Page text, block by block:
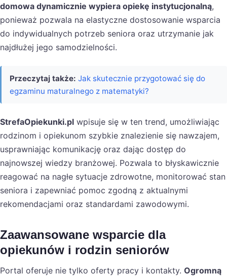
domowa dynamicznie wypiera opiekę instytucjonalną,
ponieważ pozwala na elastyczne dostosowanie wsparcia
do indywidualnych potrzeb seniora oraz utrzymanie jak
najdłużej jego samodzielności.
Przeczytaj także: Jak skutecznie przygotować się do
egzaminu maturalnego z matematyki?
StrefaOpiekunki.pl wpisuje się w ten trend, umożliwiając
rodzinom i opiekunom szybkie znalezienie się nawzajem,
usprawniając komunikację oraz dając dostęp do
najnowszej wiedzy branżowej. Pozwala to błyskawicznie
reagować na nagłe sytuacje zdrowotne, monitorować stan
seniora i zapewniać pomoc zgodną z aktualnymi
rekomendacjami oraz standardami zawodowymi.
Zaawansowane wsparcie dla
opiekunów i rodzin seniorów
Portal oferuje nie tylko oferty pracy i kontakty. Ogromną